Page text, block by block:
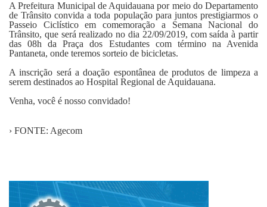
A Prefeitura Municipal de Aquidauana por meio do Departamento
de Trânsito convida a toda população para juntos prestigiarmos o
Passeio Ciclístico em comemoração a Semana Nacional do
Trânsito, que será realizado no dia 22/09/2019, com saída à partir
das 08h da Praça dos Estudantes com término na Avenida
Pantaneta, onde teremos sorteio de bicicletas.
A inscrição será a doação espontânea de produtos de limpeza a
serem destinados ao Hospital Regional de Aquidauana.
Venha, você é nosso convidado!
› FONTE: Agecom